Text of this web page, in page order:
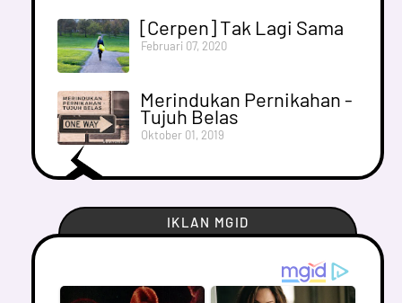
[Cerpen] Tak Lagi Sama
Februari 07, 2020
Merindukan Pernikahan -
Tujuh Belas
Oktober 01, 2019
IKLAN MGID